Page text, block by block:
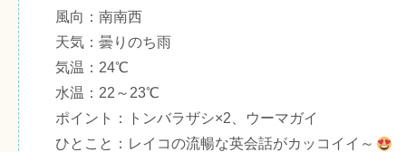
風向：南南西
天気：曇りのち雨
気温：24℃
水温：22～23℃
ポイント：トンバラザシ×2、ウーマガイ
ひとこと：レイコの流暢な英会話がカッコイイ～